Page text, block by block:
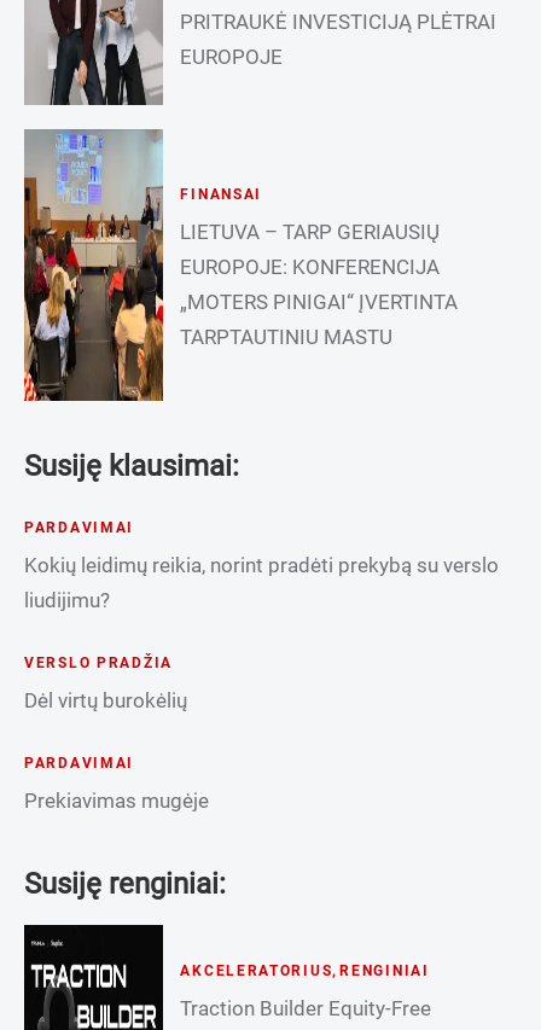
PRITRAUKĖ INVESTICIJĄ PLĖTRAI
EUROPOJE
FINANSAI
LIETUVA – TARP GERIAUSIŲ
EUROPOJE: KONFERENCIJA
„MOTERS PINIGAI“ ĮVERTINTA
TARPTAUTINIU MASTU
Susiję klausimai:
PARDAVIMAI
Kokių leidimų reikia, norint pradėti prekybą su verslo
liudijimu?
VERSLO PRADŽIA
Dėl virtų burokėlių
PARDAVIMAI
Prekiavimas mugėje
Susiję renginiai:
AKCELERATORIUS, RENGINIAI
Traction Builder Equity-Free